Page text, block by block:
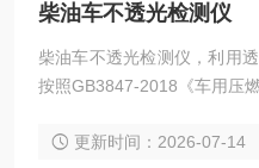
柴油车不透光检测仪
柴油车不透光检测仪，利用
按照GB3847-2018《车用压
中华人民共和国交通行业标
更新时间：2026-07-14